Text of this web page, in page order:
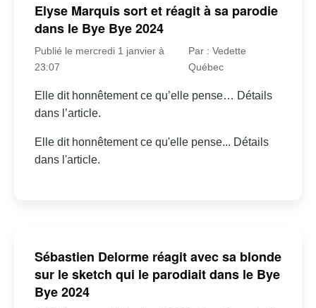
Elyse Marquis sort et réagit à sa parodie
dans le Bye Bye 2024
Publié le mercredi 1 janvier à
23:07
Par : Vedette
Québec
Elle dit honnêtement ce qu’elle pense… Détails
dans l’article.
Elle dit honnêtement ce qu'elle pense... Détails
dans l'article.
Sébastien Delorme réagit avec sa blonde
sur le sketch qui le parodiait dans le Bye
Bye 2024